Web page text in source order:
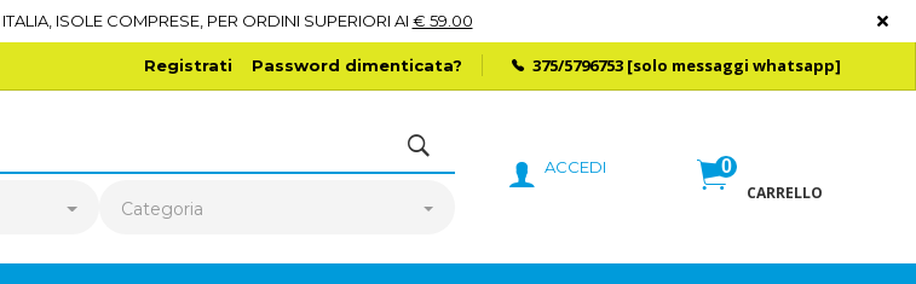
ISOLE COMPRESE, PER ORDINI SUPERIORI AI € 59.00
375/5796753 [solo messaggi whatsapp]
Password dimenticata?
Registrati
Categoria
ACCEDI
0
CARRELLO